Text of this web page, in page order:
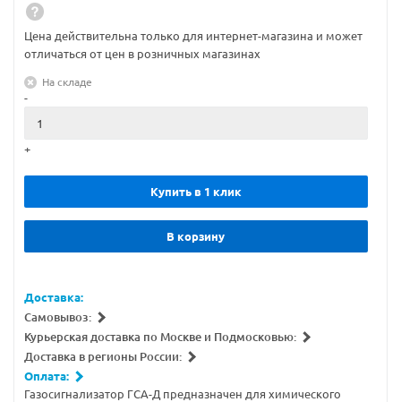
Цена действительна только для интернет-магазина и может
отличаться от цен в розничных магазинах
На складе
-
+
Купить в 1 клик
В корзину
Доставка:
Самовывоз:
Курьерская доставка по Москве и Подмосковью:
Доставка в регионы России:
Оплата:
Газосигнализатор ГСА-Д предназначен для химического